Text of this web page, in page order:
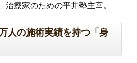
治療家のための平井塾主宰。
人の施術実績を持つ「身